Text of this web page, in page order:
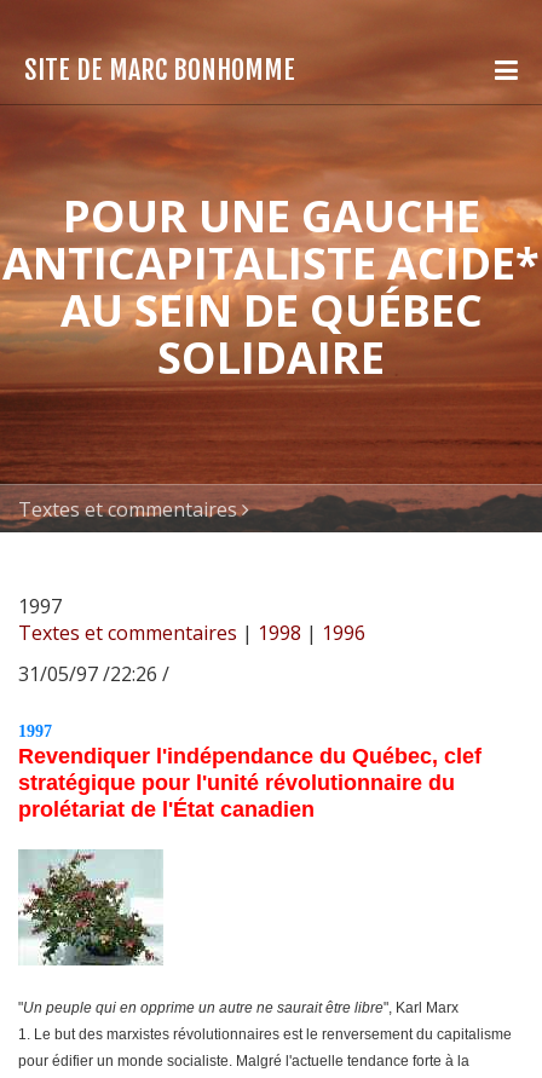
SITE DE MARC BONHOMME
POUR UNE GAUCHE
ANTICAPITALISTE ACIDE*
AU SEIN DE QUÉBEC
SOLIDAIRE
Textes et commentaires
1997
Textes et commentaires | 1998 | 1996
31/05/97 /22:26 /
1997
Revendiquer l'indépendance du Québec, clef
stratégique pour l'unité révolutionnaire du
prolétariat de l'État canadien
"Un peuple qui en opprime un autre ne saurait être libre", Karl Marx
1. Le but des marxistes révolutionnaires est le renversement du capitalisme
pour édifier un monde socialiste. Malgré l'actuelle tendance forte à la